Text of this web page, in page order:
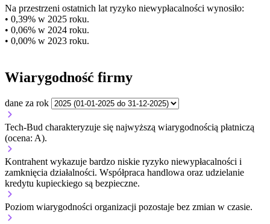
Na przestrzeni ostatnich lat ryzyko niewypłacalności wynosiło:
• 0,39% w 2025 roku.
• 0,06% w 2024 roku.
• 0,00% w 2023 roku.
Wiarygodność firmy
dane za rok
Tech-Bud charakteryzuje się najwyższą wiarygodnością płatniczą
(ocena: A).
Kontrahent wykazuje bardzo niskie ryzyko niewypłacalności i
zamknięcia działalności. Współpraca handlowa oraz udzielanie
kredytu kupieckiego są bezpieczne.
Poziom wiarygodności organizacji pozostaje bez zmian w czasie.